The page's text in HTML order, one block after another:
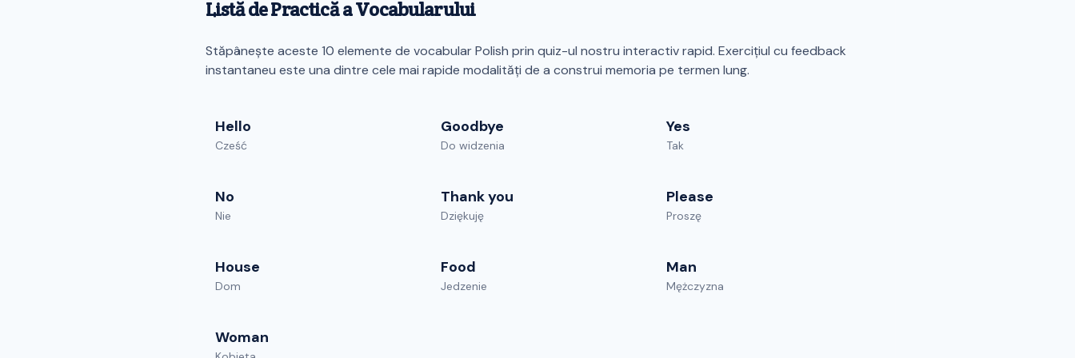
Listă de Practică a Vocabularului
Stăpânește aceste 10 elemente de vocabular Polish prin quiz-ul nostru interactiv rapid. Exercițiul cu feedback
instantaneu este una dintre cele mai rapide modalități de a construi memoria pe termen lung.
Hello
Cześć
Goodbye
Do widzenia
Yes
Tak
No
Nie
Thank you
Dziękuję
Please
Proszę
House
Dom
Food
Jedzenie
Man
Mężczyzna
Woman